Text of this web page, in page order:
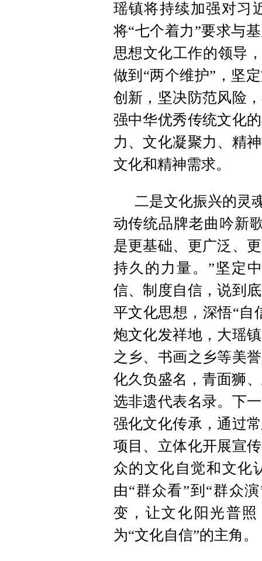
瑶镇将持续加强对习
将“七个着力”要求与
思想文化工作的领导
做到“两个维护”，坚
创新，坚决防范风险
强中华优秀传统文化
力、文化凝聚力、精
文化和精神需求。
二是文化振兴的灵
动传统品牌老曲吟新
是更基础、更广泛、
持久的力量。”坚定
信、制度自信，说到
平文化思想，深悟“自
炮文化发祥地，大瑶
之乡、书画之乡等美
化久负盛名，青面狮
选非遗代表名录。下
强化文化传承，通过
项目、立体化开展宣
众的文化自觉和文化
由“群众看”到“群众
变，让文化阳光普
为“文化自信”的主角。